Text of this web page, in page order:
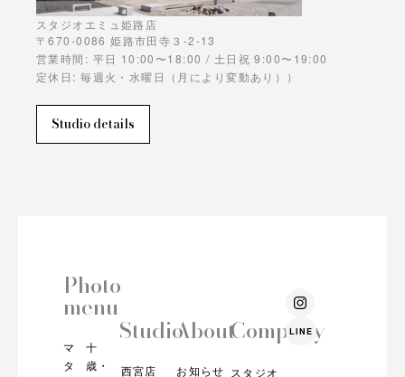
スタジオエミュ姫路店
〒670-0086 姫路市田寺３-2-13
営業時間: 平日 10:00〜18:00 / 土日祝 9:00〜19:00
定休日: 毎週火・水曜日（月により変動あり））
Studio details
Photo
menu
マ
タ
十
歳・
Studio
西宮店
About
お知らせ
Company
スタジオ
I
n
s
t
LINE